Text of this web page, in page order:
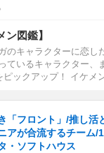
ン図鑑】
のキャラクターに恋し
ているキャラクター、
ピックアップ！ イケメ
「フロント」/推し活
アが合流するチーム/
・ソフトハウス